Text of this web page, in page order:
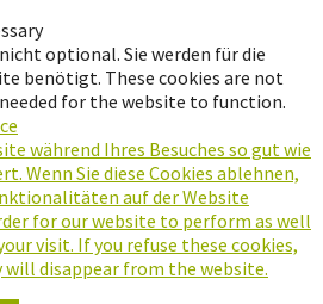
optional. Sie werden für die
benötigt. These cookies are not
for the website to function.
während Ihres Besuches so gut wie
Wenn Sie diese Cookies ablehnen,
auf der Website
for our website to perform as well
visit. If you refuse these cookies,
disappear from the website.